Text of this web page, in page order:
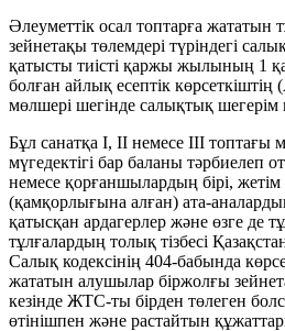
Әлеуметтік осал топтарға жататын
зейнетақы төлемдері түріндегі
қатысты тиісті қаржы жылының 1
болған айлық есептік
мөлшері шегінде салықтық
Бұл санатқа I, II немесе III топтағы
мүгедектігі бар баланы тәрбиелеп
немесе қорғаншылардың бірі,
(қамқорлығына алған) ата-
қатысқан ардагерлер және өзге де
тұлғалардың толық тізбесі
Салық кодексінің 404-бабында
жататын алушылар біржолғы
кезінде ЖТС-ты бірден төлеген
өтінішпен және растайтын